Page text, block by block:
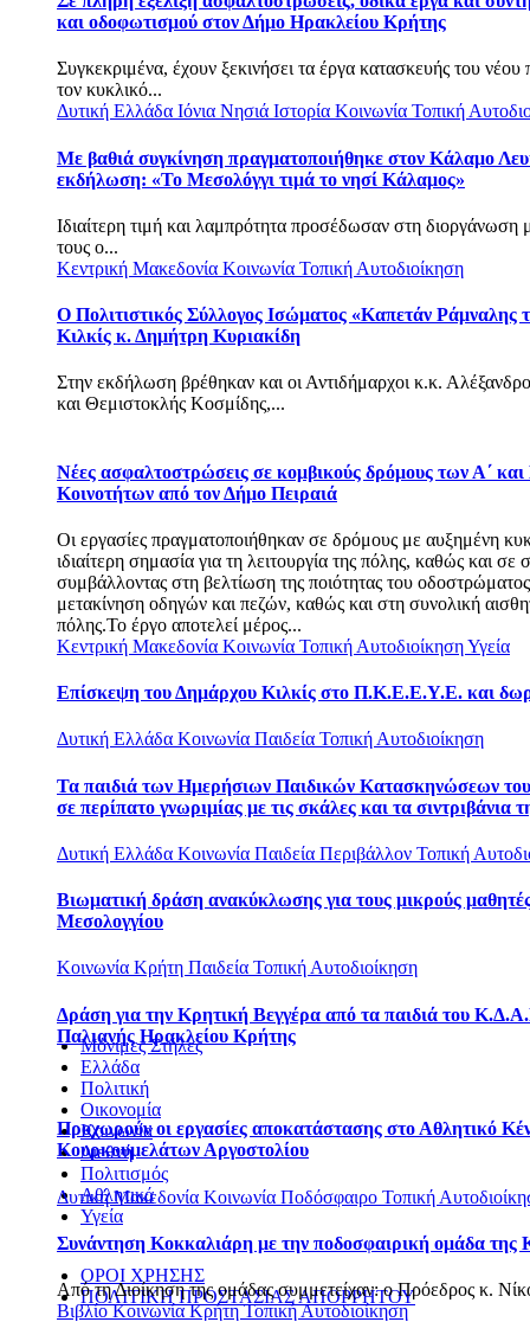
και οδοφωτισμού στον Δήμο Ηρακλείου Κρήτης
Συγκεκριμένα, έχουν ξεκινήσει τα έργα κατασκευής του νέου
τον κυκλικό...
Δυτική Ελλάδα Ιόνια Νησιά Ιστορία Κοινωνία Τοπική
Με βαθιά συγκίνηση πραγματοποιήθηκε στον Κάλαμο
εκδήλωση: «Το Μεσολόγγι τιμά το νησί Κάλαμος»
Ιδιαίτερη τιμή και λαμπρότητα προσέδωσαν στη διοργάνωση
τους ο...
Κεντρική Μακεδονία Κοινωνία Τοπική Αυτοδιοίκηση
Ο Πολιτιστικός Σύλλογος Ισώματος «Καπετάν Ράμναλης
Κιλκίς κ. Δημήτρη Κυριακίδη
Στην εκδήλωση βρέθηκαν και οι Αντιδήμαρχοι κ.κ.
και Θεμιστοκλής Κοσμίδης,...
Νέες ασφαλτοστρώσεις σε κομβικούς δρόμους των Α΄
Κοινοτήτων από τον Δήμο Πειραιά
Οι εργασίες πραγματοποιήθηκαν σε δρόμους με αυξημένη
ιδιαίτερη σημασία για τη λειτουργία της πόλης, καθώς και σε
συμβάλλοντας στη βελτίωση της ποιότητας του
μετακίνηση οδηγών και πεζών, καθώς και στη συνολική
πόλης.Το έργο αποτελεί μέρος...
Κεντρική Μακεδονία Κοινωνία Τοπική ΑυτοδιοίκησηΥγεία
Επίσκεψη του Δημάρχου Κιλκίς στο Π.Κ.Ε.Ε.Υ.Ε. και
Δυτική Ελλάδα Κοινωνία Παιδεία Τοπική Αυτοδιοίκηση
Τα παιδιά των Ημερήσιων Παιδικών Κατασκηνώσεων
σε περίπατο γνωριμίας με τις σκάλες και τα σιντριβάνια
Δυτική Ελλάδα Κοινωνία Παιδεία Περιβάλλον Τοπική
Βιωματική δράση ανακύκλωσης για τους μικρούς
Μεσολογγίου
Κοινωνία Κρήτη Παιδεία Τοπική Αυτοδιοίκηση
Δράση για την Κρητική Βεγγέρα από τα παιδιά του
Παλιανής Ηρακλείου Κρήτης
Προχωρούν οι εργασίες αποκατάστασης στο Αθλητικό
Κουρκουμελάτων Αργοστολίου
Δυτική Μακεδονία Κοινωνία Ποδόσφαιρο Τοπική
Συνάντηση Κοκκαλιάρη με την ποδοσφαιρική ομάδα της
Από τη Διοίκηση της ομάδας συμμετείχαν: o Πρόεδρος κ.
ΒιβλίοΚοινωνίαΚρήτηΤοπική Αυτοδιοίκηση
Μόνιμες Στήλες
Ελλάδα
Πολιτική
Οικονομία
Κοινωνία
Διεθνή
Πολιτισμός
Αθλητικά
Υγεία
ΟΡΟΙ ΧΡΗΣΗΣ
ΠΟΛΙΤΙΚΗ ΠΡΟΣΤΑΣΙΑΣ ΑΠΟΡΡΗΤΟΥ